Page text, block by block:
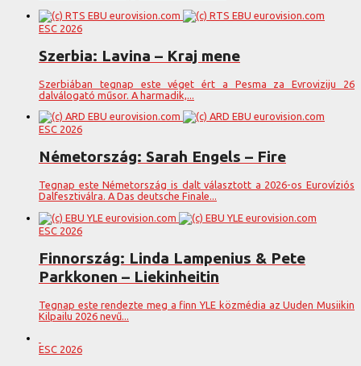
ESC 2026
Szerbia: Lavina – Kraj mene
Szerbiában tegnap este véget ért a Pesma za Evroviziju 26
dalválogató műsor. A harmadik,...
ESC 2026
Németország: Sarah Engels – Fire
Tegnap este Németország is dalt választott a 2026-os Eurovíziós
Dalfesztiválra. A Das deutsche Finale...
ESC 2026
Finnország: Linda Lampenius & Pete
Parkkonen – Liekinheitin
Tegnap este rendezte meg a finn YLE közmédia az Uuden Musiikin
Kilpailu 2026 nevű...
ESC 2026